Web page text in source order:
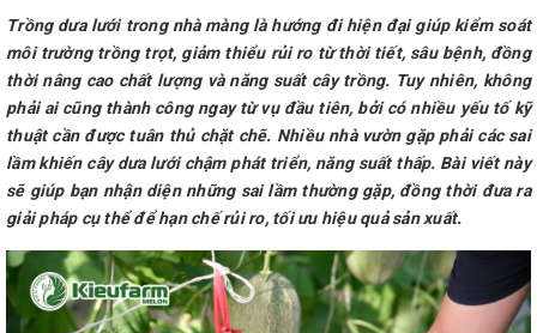
Trồng dưa lưới trong nhà màng là hướng đi hiện đại giúp kiểm soát
môi trường trồng trọt, giảm thiểu rủi ro từ thời tiết, sâu bệnh, đồng
thời nâng cao chất lượng và năng suất cây trồng. Tuy nhiên, không
phải ai cũng thành công ngay từ vụ đầu tiên, bởi có nhiều yếu tố kỹ
thuật cần được tuân thủ chặt chẽ. Nhiều nhà vườn gặp phải các sai
lầm khiến cây dưa lưới chậm phát triển, năng suất thấp. Bài viết này
sẽ giúp bạn nhận diện những sai lầm thường gặp, đồng thời đưa ra
giải pháp cụ thể để hạn chế rủi ro, tối ưu hiệu quả sản xuất.